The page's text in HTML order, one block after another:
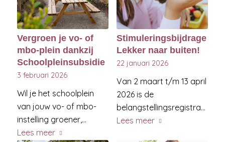
Vergroen je vo- of
mbo-plein dankzij
Schoolpleinsubsidie
3 februari 2026
Wil je het schoolplein
van jouw vo- of mbo-
instelling groener,…
Lees meer
Stimuleringsbijdrage
Lekker naar buiten!
22 januari 2026
Van 2 maart t/m 13 april
2026 is de
belangstellingsregistratie…
Lees meer